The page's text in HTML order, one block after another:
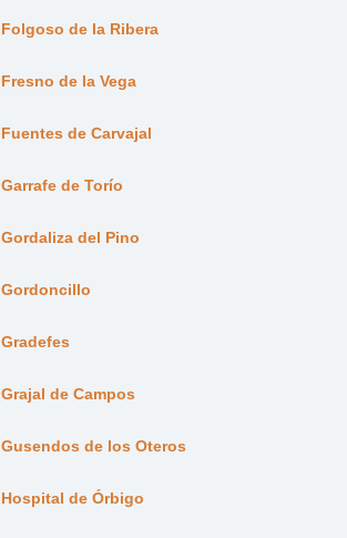
Folgoso de la Ribera
Fresno de la Vega
Fuentes de Carvajal
Garrafe de Torío
Gordaliza del Pino
Gordoncillo
Gradefes
Grajal de Campos
Gusendos de los Oteros
Hospital de Órbigo